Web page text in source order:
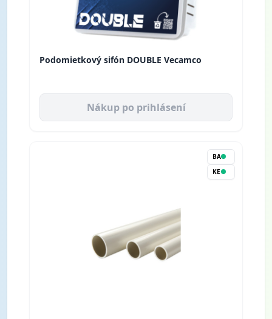
Podomietkový sifón DOUBLE Vecamco
Nákup po prihlásení
BA
KE